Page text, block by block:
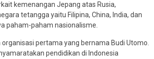
kemenangan Jepang atas Rusia,
tetangga yaitu Filipina, China, India, dan
paham-paham nasionalisme.
pertama yang bernama Budi Utomo.
pendidikan di Indonesia